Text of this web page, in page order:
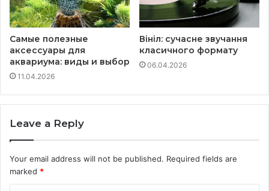
Самые полезные
аксессуары для
аквариума: виды и выбор
11.04.2026
Вініл: сучасне звучання
класичного формату
06.04.2026
Leave a Reply
Your email address will not be published. Required fields are
marked *